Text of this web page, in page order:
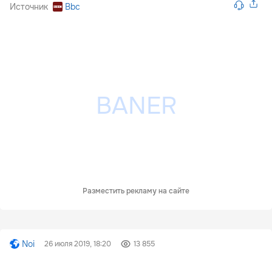
Источник Bbc
Разместить рекламу на сайте
Noi 26 июля 2019, 18:20 13 855